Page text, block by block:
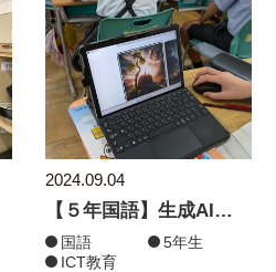
2024.09.04
【５年国語】生成AIを活用して詩のイメージを形に
国語
5年生
ICT教育